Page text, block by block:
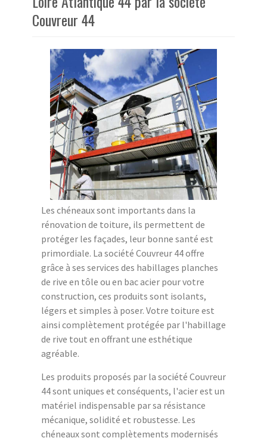
Couvreur 44
Les chéneaux sont importants dans la
rénovation de toiture, ils permettent de
protéger les façades, leur bonne santé est
primordiale. La société Couvreur 44 offre
grâce à ses services des habillages planches
de rive en tôle ou en bac acier pour votre
construction, ces produits sont isolants,
légers et simples à poser. Votre toiture est
ainsi complètement protégée par l'habillage
de rive tout en offrant une esthétique
agréable.
Les produits proposés par la société Couvreur
44 sont uniques et conséquents, l'acier est un
matériel indispensable par sa résistance
mécanique, solidité et robustesse. Les
chéneaux sont complètements modernisés